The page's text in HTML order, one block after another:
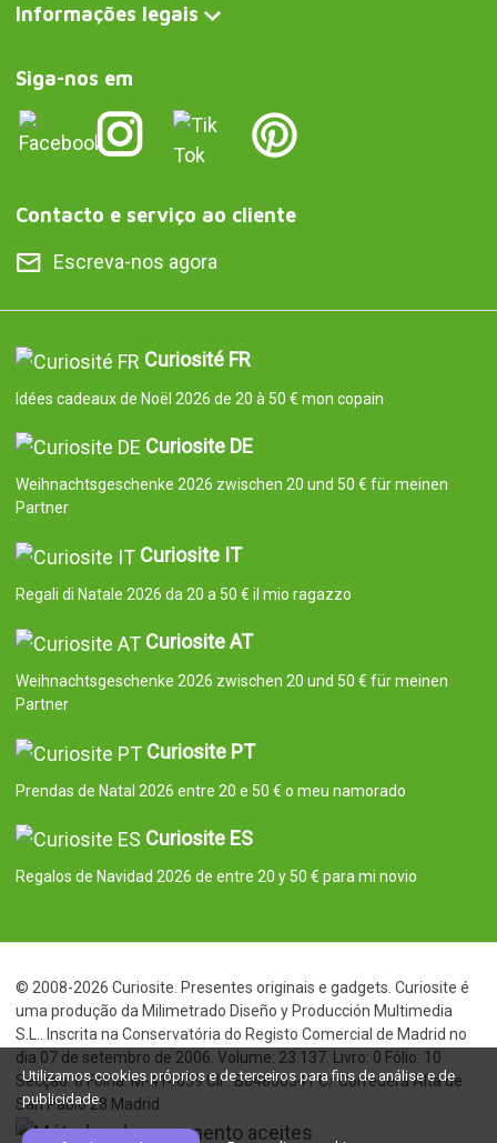
Informações legais
Siga-nos em
Contacto e serviço ao cliente
Escreva-nos agora
Curiosité FR
Idées cadeaux de Noël 2026 de 20 à 50 € mon copain
Curiosite DE
Weihnachtsgeschenke 2026 zwischen 20 und 50 € für meinen
Partner
Curiosite IT
Regali di Natale 2026 da 20 a 50 € il mio ragazzo
Curiosite AT
Weihnachtsgeschenke 2026 zwischen 20 und 50 € für meinen
Partner
Curiosite PT
Prendas de Natal 2026 entre 20 e 50 € o meu namorado
Curiosite ES
Regalos de Navidad 2026 de entre 20 y 50 € para mi novio
© 2008-2026 Curiosite. Presentes originais e gadgets. Curiosite é
uma produção da Milimetrado Diseño y Producción Multimedia
S.L.. Inscrita na Conservatória do Registo Comercial de Madrid no
dia 07 de setembro de 2006. Volume: 23.137. Livro: 0 Fólio: 10
Secção: 8 Folha: M-414659 CIF: B84800341 C/ Corredera Alta de
San Pablo 28 Madrid
Utilizamos cookies próprios e de terceiros para fins de análise e de
publicidade.